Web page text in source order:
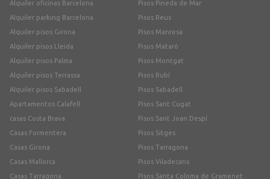
Alquiler oficinas Barcelona
Alquiler parking Barcelona
Alquiler pisos Girona
Alquiler pisos Lleida
Alquiler pisos Palma
Alquiler pisos Terrassa
Alquiler pisos Sabadell
Apartamentos Calafell
casas Costa Brava
Casas Formentera
Casas Girona
Casas Mallorca
Casas Tarragona
Pisos Pineda de Mar
Pisos Reus
Pisos Manresa
Pisos Mataró
Pisos Montgat
Pisos Rubí
Pisos Sabadell
Pisos Sant Cugat
Pisos Sant Joan Despí
Pisos Sitges
Pisos Tarragona
Pisos Viladecans
Pisos Santa Coloma de Gramenet